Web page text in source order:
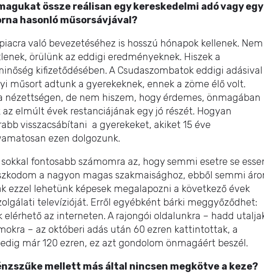
össze reálisan egy kereskedelmi adó vagy egy
hasonló műsorsávjával?
való bevezetéséhez is hosszú hónapok kellenek. Nem
örülünk az eddigi eredményeknek. Hiszek a
kifizetődésében. A Csudaszombatok eddigi adásival
műsort adtunk a gyerekeknek, ennek a zöme élő volt.
nézettségen, de nem hiszem, hogy érdemes, önmagában
elmúlt évek restanciájának egy jó részét. Hogyan
visszacsábítani a gyerekeket, akiket 15 éve
ezen dolgozunk.
fontosabb számomra az, hogy semmi esetre se
a nagyon magas szakmaisághoz, ebből semmi
ezzel lehetünk képesek megalapozni a következő évek
televízióját. Erről egyébként bárki meggyőződhet:
elérhető az interneten. A rajongói oldalunkra – hadd
– az októberi adás után 60 ezren kattintottak, a
már 120 ezren, ez azt gondolom önmagáért beszél.
mellett más által nincsen megkötve a keze?